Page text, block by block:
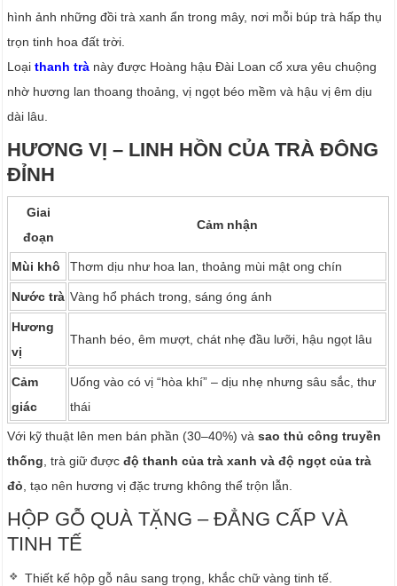
hình ảnh những đồi trà xanh ẩn trong mây, nơi mỗi búp trà hấp thụ
trọn tinh hoa đất trời.
Loạithanh trà này được Hoàng hậu Đài Loan cổ xưa yêu chuộng
nhờ hương lan thoang thoảng, vị ngọt béo mềm và hậu vị êm dịu
dài lâu.
HƯƠNG VỊ – LINH HỒN CỦA TRÀ ĐÔNG
ĐỈNH
Giai
đoạn
Cảm nhận
Mùi khô Thơm dịu như hoa lan, thoảng mùi mật ong chín
Nước trà Vàng hổ phách trong, sáng óng ánh
Hương
vị
Thanh béo, êm mượt, chát nhẹ đầu lưỡi, hậu ngọt lâu
Cảm
giác
Uống vào có vị “hòa khí” – dịu nhẹ nhưng sâu sắc, thư
thái
Với kỹ thuật lên men bán phần (30–40%) vàsao thủ công truyền
thống , trà giữ đượcđộ thanh của trà xanh và độ ngọt của trà
đỏ , tạo nên hương vị đặc trưng không thể trộn lẫn.
HỘP GỖ QUÀ TẶNG – ĐẲNG CẤP VÀ
TINH TẾ
Thiết kế hộp gỗ nâu sang trọng, khắc chữ vàng tinh tế.